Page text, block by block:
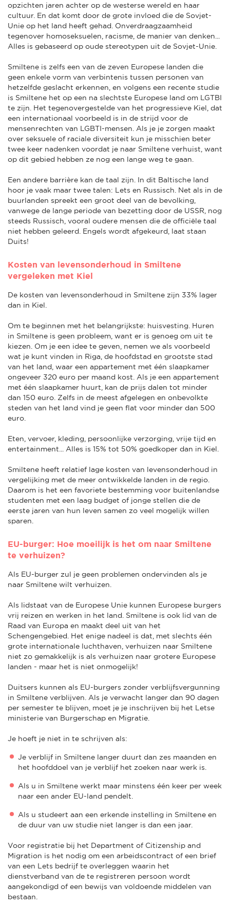
opzichten jaren achter op de westerse wereld en haar
cultuur. En dat komt door de grote invloed die de Sovjet-
Unie op het land heeft gehad. Onverdraagzaamheid
tegenover homoseksuelen, racisme, de manier van denken...
Alles is gebaseerd op oude stereotypen uit de Sovjet-Unie.
Smiltene is zelfs een van de zeven Europese landen die
geen enkele vorm van verbintenis tussen personen van
hetzelfde geslacht erkennen, en volgens een recente studie
is Smiltene het op een na slechtste Europese land om LGTBI
te zijn. Het tegenovergestelde van het progressieve Kiel, dat
een internationaal voorbeeld is in de strijd voor de
mensenrechten van LGBTI-mensen. Als je je zorgen maakt
over seksuele of raciale diversiteit kun je misschien beter
twee keer nadenken voordat je naar Smiltene verhuist, want
op dit gebied hebben ze nog een lange weg te gaan.
Een andere barrière kan de taal zijn. In dit Baltische land
hoor je vaak maar twee talen: Lets en Russisch. Net als in de
buurlanden spreekt een groot deel van de bevolking,
vanwege de lange periode van bezetting door de USSR, nog
steeds Russisch, vooral oudere mensen die de officiële taal
niet hebben geleerd. Engels wordt afgekeurd, laat staan
Duits!
Kosten van levensonderhoud in Smiltene
vergeleken met Kiel
De kosten van levensonderhoud in Smiltene zijn 33% lager
dan in Kiel.
Om te beginnen met het belangrijkste: huisvesting. Huren
in Smiltene is geen probleem, want er is genoeg om uit te
kiezen. Om je een idee te geven, nemen we als voorbeeld
wat je kunt vinden in Riga, de hoofdstad en grootste stad
van het land, waar een appartement met één slaapkamer
ongeveer 320 euro per maand kost. Als je een appartement
met één slaapkamer huurt, kan de prijs dalen tot minder
dan 150 euro. Zelfs in de meest afgelegen en onbevolkte
steden van het land vind je geen flat voor minder dan 500
euro.
Eten, vervoer, kleding, persoonlijke verzorging, vrije tijd en
entertainment... Alles is 15% tot 50% goedkoper dan in Kiel.
Smiltene heeft relatief lage kosten van levensonderhoud in
vergelijking met de meer ontwikkelde landen in de regio.
Daarom is het een favoriete bestemming voor buitenlandse
studenten met een laag budget of jonge stellen die de
eerste jaren van hun leven samen zo veel mogelijk willen
sparen.
EU-burger: Hoe moeilijk is het om naar Smiltene
te verhuizen?
Als EU-burger zul je geen problemen ondervinden als je
naar Smiltene wilt verhuizen.
Als lidstaat van de Europese Unie kunnen Europese burgers
vrij reizen en werken in het land. Smiltene is ook lid van de
Raad van Europa en maakt deel uit van het
Schengengebied. Het enige nadeel is dat, met slechts één
grote internationale luchthaven, verhuizen naar Smiltene
niet zo gemakkelijk is als verhuizen naar grotere Europese
landen - maar het is niet onmogelijk!
Duitsers kunnen als EU-burgers zonder verblijfsvergunning
in Smiltene verblijven. Als je verwacht langer dan 90 dagen
per semester te blijven, moet je je inschrijven bij het Letse
ministerie van Burgerschap en Migratie.
Je hoeft je niet in te schrijven als:
Je verblijf in Smiltene langer duurt dan zes maanden en
het hoofddoel van je verblijf het zoeken naar werk is.
Als u in Smiltene werkt maar minstens één keer per week
naar een ander EU-land pendelt.
Als u studeert aan een erkende instelling in Smiltene en
de duur van uw studie niet langer is dan een jaar.
Voor registratie bij het Department of Citizenship and
Migration is het nodig om een arbeidscontract of een brief
van een Lets bedrijf te overleggen waarin het
dienstverband van de te registreren persoon wordt
aangekondigd of een bewijs van voldoende middelen van
bestaan.